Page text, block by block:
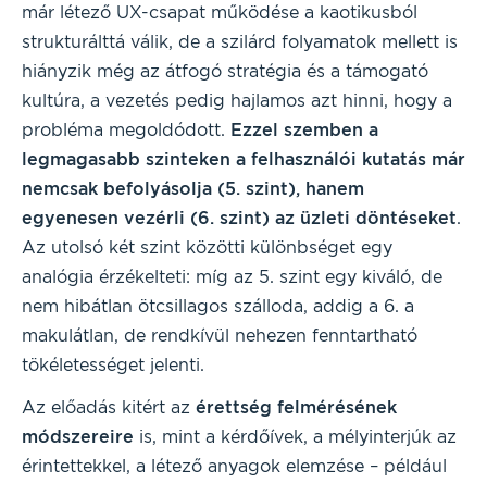
már létező UX-csapat működése a kaotikusból
strukturálttá válik, de a szilárd folyamatok mellett is
hiányzik még az átfogó stratégia és a támogató
kultúra, a vezetés pedig hajlamos azt hinni, hogy a
probléma megoldódott. Ezzel szemben a
legmagasabb szinteken a felhasználói kutatás már
nemcsak befolyásolja (5. szint), hanem
egyenesen vezérli (6. szint) az üzleti döntéseket.
Az utolsó két szint közötti különbséget egy
analógia érzékelteti: míg az 5. szint egy kiváló, de
nem hibátlan ötcsillagos szálloda, addig a 6. a
makulátlan, de rendkívül nehezen fenntartható
tökéletességet jelenti.
Az előadás kitért az érettség felmérésének
módszereire is, mint a kérdőívek, a mélyinterjúk az
érintettekkel, a létező anyagok elemzése – például